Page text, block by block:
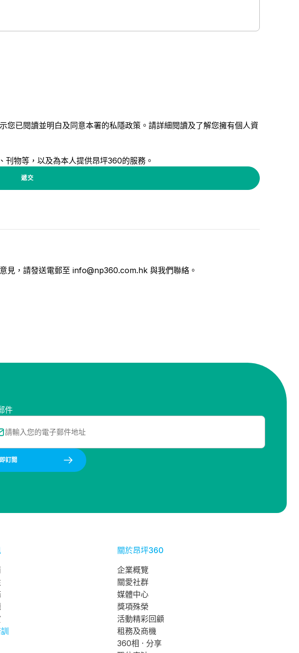
您已閱讀並明白及同意本署的私隱政策。請詳細閱讀及了解您擁有個人資
物等，以及為本人提供昂坪360的服務。
遞交
見，請發送電郵至 info@np360.com.hk與我們聯絡。
件
訂閲
關於昂坪360
企業概覽
關愛社群
媒體中心
獎項殊榮
活動精彩回顧
租務及商機
360相 · 分享